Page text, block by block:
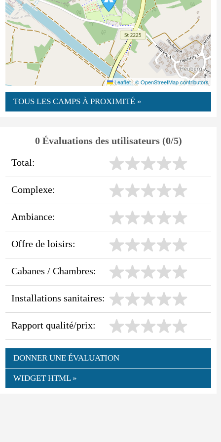
Leaflet|© OpenStreetMap contributors
TOUS LES CAMPS À PROXIMITÉ »
0 Évaluations des utilisateurs (0/5)
Total:
Complexe:
Ambiance:
Offre de loisirs:
Cabanes / Chambres:
Installations sanitaires:
Rapport qualité/prix:
DONNER UNE ÉVALUATION
WIDGET HTML »